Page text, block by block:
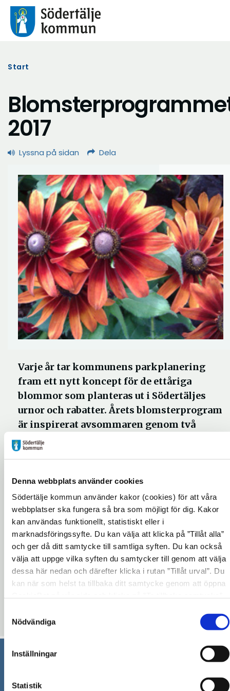
Denna webbplats använder cookies
Södertälje kommun använder kakor (cookies) för att våra
webbplatser ska fungera så bra som möjligt för dig. Kakor
kan användas funktionellt, statistiskt eller i
marknadsföringssyfte. Du kan välja att klicka på ”Tillåt alla”
och ger då ditt samtycke till samtliga syften. Du kan också
välja att uppge vilka syften du samtycker till genom att välja
dessa här nedan och därefter klicka i rutan ”Tillåt urval”. Du
kan när som helst ta tillbaka ditt samtycke genom att öppna
kakorna används och hur vi och våra leverantörer inhämtar
Nödvändiga
Inställningar
Statistik
Start
2017
Lyssna på sidan Dela
Varje år tar kommunens parkplanering
fram ett nytt koncept för de ettåriga
blommor som planteras ut i Södertäljes
urnor och rabatter. Årets blomsterprogram
är inspirerat avsommaren genom två
färgteman, sol och hav. Vårfloret har
solinspirationen i lökblandningenoch har
solnedgång, från gult till orange, rött och
svart. Sommarblommorna har inspiration
av både sol och hav, men i olika rabatter
och urnor. Där havstemat finns är
färgskalan blå, grön och vit i olika
nyanser. Årets blomterprakt ska påminna
om semester och sommaren på olika sätt.
Här kan du läsa mer.
Uppdaterad: 2023-02-07